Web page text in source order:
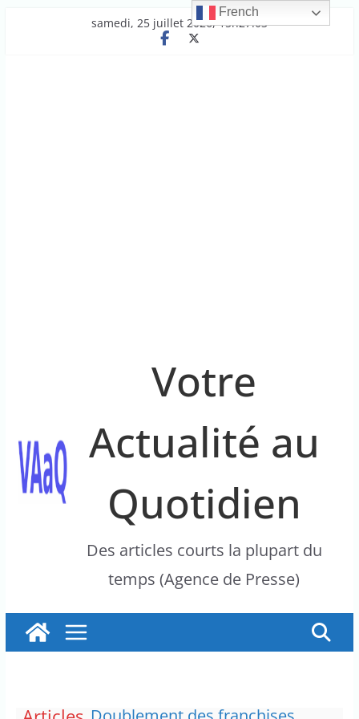
samedi, 25 juillet 2026, 15h27:03
Votre
Actualité au
Quotidien
Des articles courts la plupart du
temps (Agence de Presse)
French